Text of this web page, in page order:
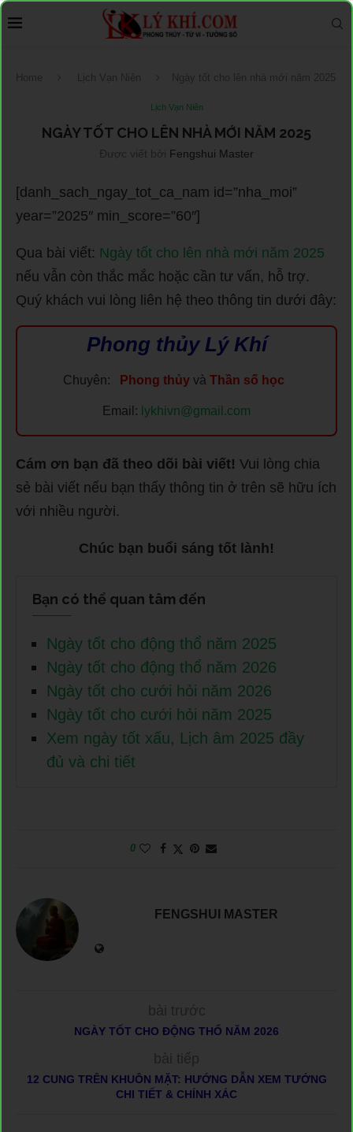
Home Lịch Vạn Niên Ngày tốt cho lên nhà mới năm 2025
Lịch Vạn Niên
NGÀY TỐT CHO LÊN NHÀ MỚI NĂM 2025
Được viết bởi Fengshui Master
[danh_sach_ngay_tot_ca_nam id=”nha_moi”
year=”2025″ min_score=”60″]
Qua bài viết: Ngày tốt cho lên nhà mới năm 2025
nếu vẫn còn thắc mắc hoặc cần tư vấn, hỗ trợ.
Quý khách vui lòng liên hệ theo thông tin dưới đây:
Phong thủy Lý Khí
Chuyên: Phong thủyvà Thần số học
Email: lykhivn@gmail.com
Cám ơn bạn đã theo dõi bài viết! Vui lòng chia
sẻ bài viết nếu bạn thấy thông tin ở trên sẽ hữu ích
với nhiều người.
Chúc bạn buổi sáng tốt lành!
Bạn có thể quan tâm đến
Ngày tốt cho động thổ năm 2025
Ngày tốt cho động thổ năm 2026
Ngày tốt cho cưới hỏi năm 2026
Ngày tốt cho cưới hỏi năm 2025
Xem ngày tốt xấu, Lịch âm 2025 đầy
đủ và chi tiết
0
FENGSHUI MASTER
bài trước
NGÀY TỐT CHO ĐỘNG THỔ NĂM 2026
bài tiếp
12 CUNG TRÊN KHUÔN MẶT: HƯỚNG DẪN XEM TƯỚNG
CHI TIẾT & CHÍNH XÁC